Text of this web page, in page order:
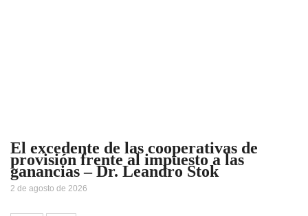
El excedente de las cooperativas de
provisión frente al impuesto a las
ganancias – Dr. Leandro Stok
2 de agosto de 2026